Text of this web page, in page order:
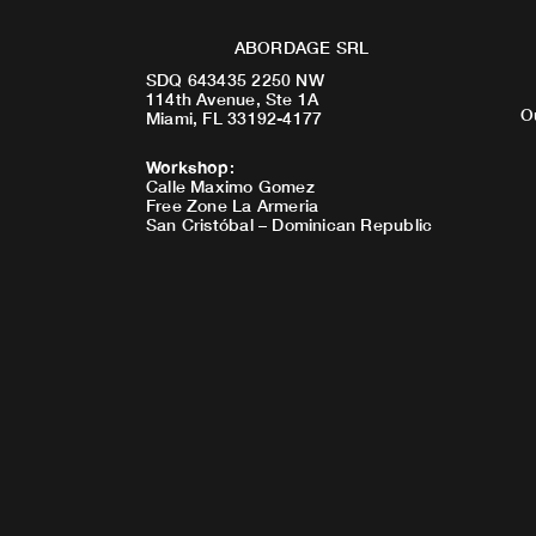
ABORDAGE SRL
SDQ 643435 2250 NW
114th Avenue, Ste 1A
Miami, FL 33192-4177
Workshop:
Calle Maximo Gomez
Free Zone La Armeria
San Cristóbal – Dominican Republic